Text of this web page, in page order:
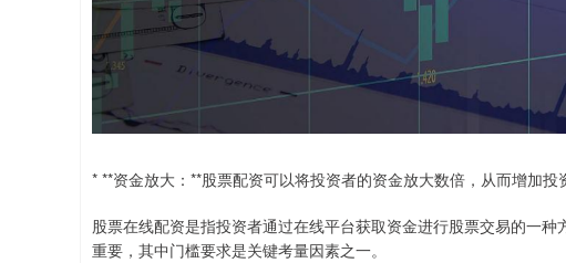
* **资金放大：**股票配资可以将投资者的资金放大数倍，从而增加投
股票在线配资是指投资者通过在线平台获取资金进行股票交易的一
重要，其中门槛要求是关键考量因素之一。